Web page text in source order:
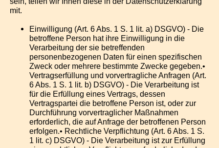
mit.
Einwilligung (Art. 6 Abs. 1 S. 1 lit. a) DSGVO) - Die
betroffene Person hat ihre Einwilligung in die
Verarbeitung der sie betreffenden
personenbezogenen Daten für einen spezifischen
Zweck oder mehrere bestimmte Zwecke gegeben.•
Vertragserfüllung und vorvertragliche Anfragen (Art.
6 Abs. 1 S. 1 lit. b) DSGVO) - Die Verarbeitung ist
für die Erfüllung eines Vertrags, dessen
Vertragspartei die betroffene Person ist, oder zur
Durchführung vorvertraglicher Maßnahmen
erforderlich, die auf Anfrage der betroffenen Person
erfolgen.• Rechtliche Verpflichtung (Art. 6 Abs. 1 S.
1 lit. c) DSGVO) - Die Verarbeitung ist zur Erfüllung